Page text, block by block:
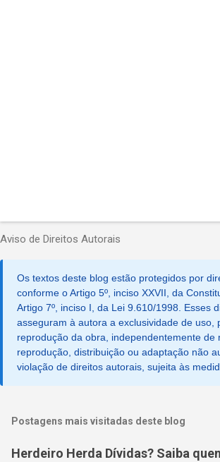
Aviso de Direitos Autorais
Os textos deste blog estão protegidos por
conforme o Artigo 5º, inciso XXVII, da
Artigo 7º, inciso I, da Lei 9.610/1998. Esses
asseguram à autora a exclusividade de uso,
reprodução da obra, independentemente de
reprodução, distribuição ou adaptação não
violação de direitos autorais, sujeita às
Postagens mais visitadas deste blog
Herdeiro Herda Dívidas? Saiba